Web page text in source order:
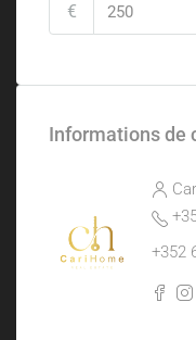
€
Informations de
+352